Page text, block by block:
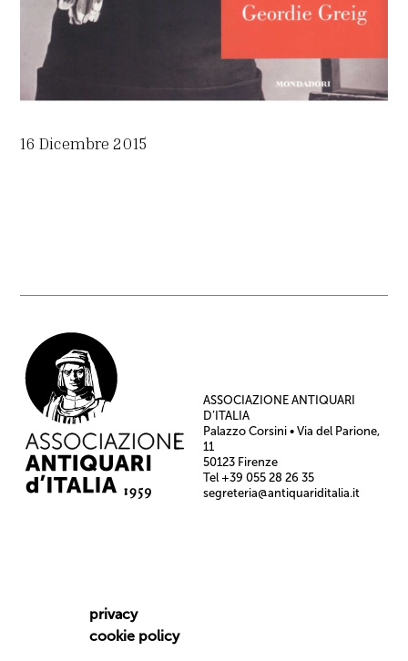
16 Dicembre 2015
ASSOCIAZIONE ANTIQUARI
D’ITALIA
Palazzo Corsini • Via del Parione,
11
50123 Firenze
Tel +39 055 28 26 35
segreteria@antiquariditalia.it
privacy
cookie policy